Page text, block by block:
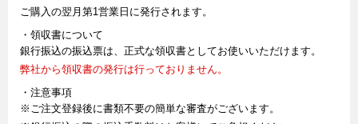
ご購入の翌月第1営業日に発行されます。
・領収書について
銀行振込の振込票は、正式な領収書としてお使いいただけます。
弊社から領収書の発行は行っておりません。
・注意事項
※ご注文登録後に書類不要の簡単な審査がございます。